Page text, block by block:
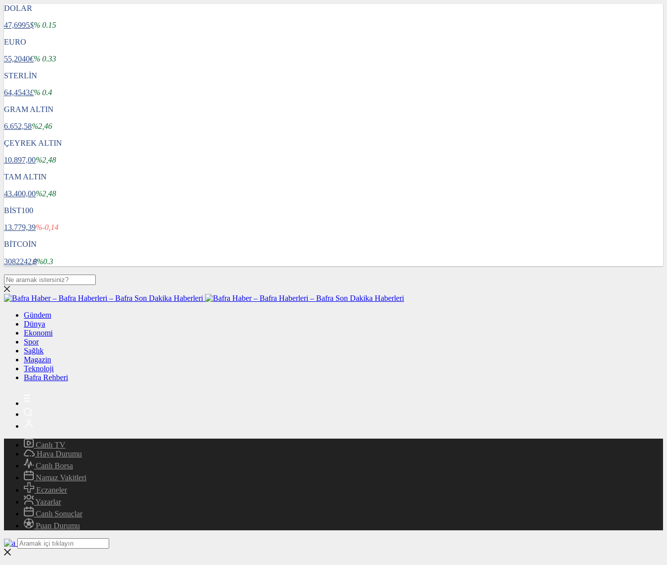
DOLAR
47,6995$% 0.15
EURO
55,2040€% 0.33
STERLİN
64,4543£% 0.4
GRAM ALTIN
6.652,58%2,46
ÇEYREK ALTIN
10.897,00%2,48
TAM ALTIN
43.400,00%2,48
BİST100
13.779,39%-0,14
BİTCOİN
3082242฿%0.3
Gündem
Dünya
Ekonomi
Spor
Sağlık
Magazin
Teknoloji
Bafra Rehberi
Canlı TV
Hava Durumu
Canlı Borsa
Namaz Vakitleri
Eczaneler
Yazarlar
Canlı Sonuçlar
Puan Durumu